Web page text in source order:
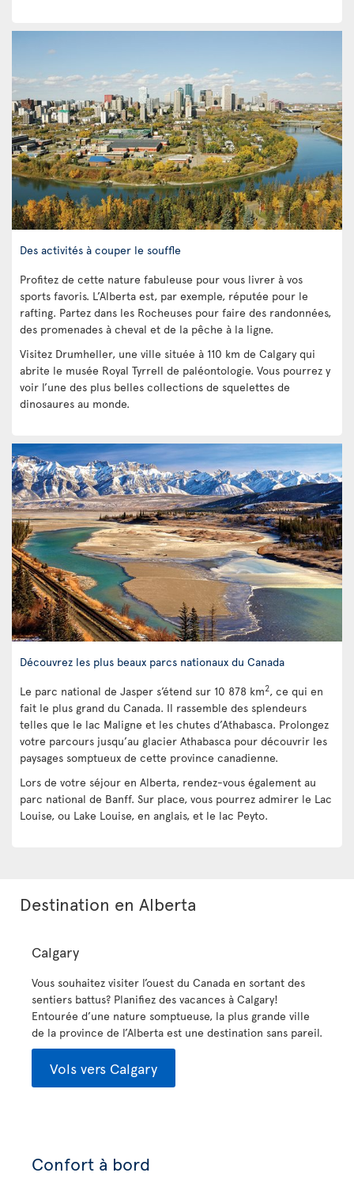
Des activités à couper le souffle
Profitez de cette nature fabuleuse pour vous livrer à vos
sports favoris. L’Alberta est, par exemple, réputée pour le
rafting. Partez dans les Rocheuses pour faire des randonnées,
des promenades à cheval et de la pêche à la ligne.
Visitez Drumheller, une ville située à 110 km de Calgary qui
abrite le musée Royal Tyrrell de paléontologie. Vous pourrez y
voir l’une des plus belles collections de squelettes de
dinosaures au monde.
Découvrez les plus beaux parcs nationaux du Canada
Le parc national de Jasper s’étend sur 10 878 km2, ce qui en
fait le plus grand du Canada. Il rassemble des splendeurs
telles que le lac Maligne et les chutes d’Athabasca. Prolongez
votre parcours jusqu’au glacier Athabasca pour découvrir les
paysages somptueux de cette province canadienne.
Lors de votre séjour en Alberta, rendez-vous également au
parc national de Banff. Sur place, vous pourrez admirer le Lac
Louise, ou Lake Louise, en anglais, et le lac Peyto.
Destination en Alberta
Calgary
Vous souhaitez visiter l’ouest du Canada en sortant des
sentiers battus? Planifiez des vacances à Calgary!
Entourée d’une nature somptueuse, la plus grande ville
de la province de l’Alberta est une destination sans pareil.
Vols vers Calgary
Confort à bord